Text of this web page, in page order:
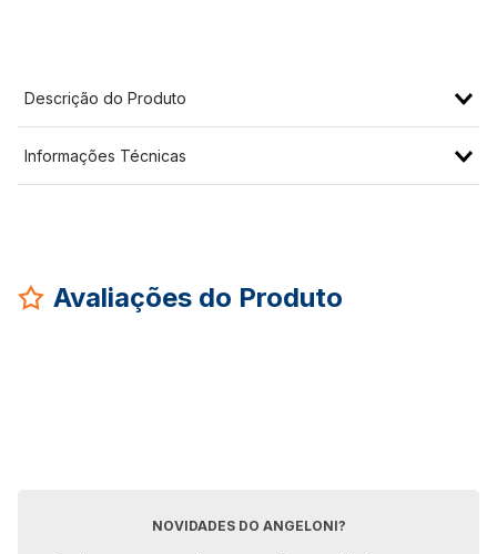
Descrição do Produto
Informações Técnicas
Avaliações do Produto
NOVIDADES DO ANGELONI?